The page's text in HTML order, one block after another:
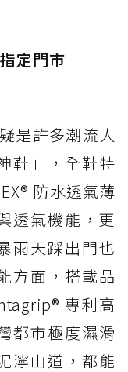
定門市
是許多潮流人
鞋」，全鞋特
防水透氣薄
透氣機能，更
雨天踩出門也
方面，搭載品
專利高
都市極度濕滑
濘山道，都能